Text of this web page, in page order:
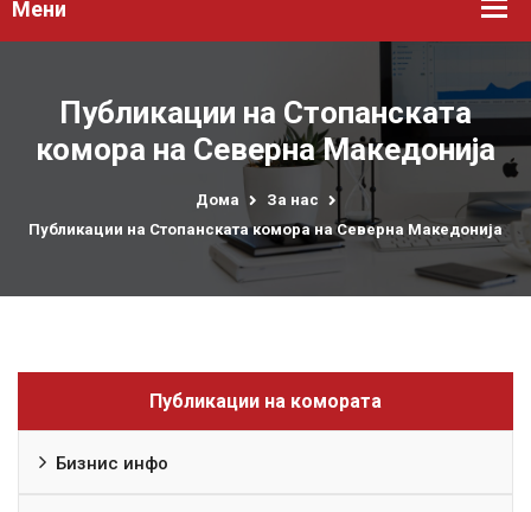
Мени
Публикации на Стопанската
комора на Северна Македонија
Дома
За нас
Публикации на Стопанската комора на Северна Македонија
Публикации на комората
Бизнис инфо